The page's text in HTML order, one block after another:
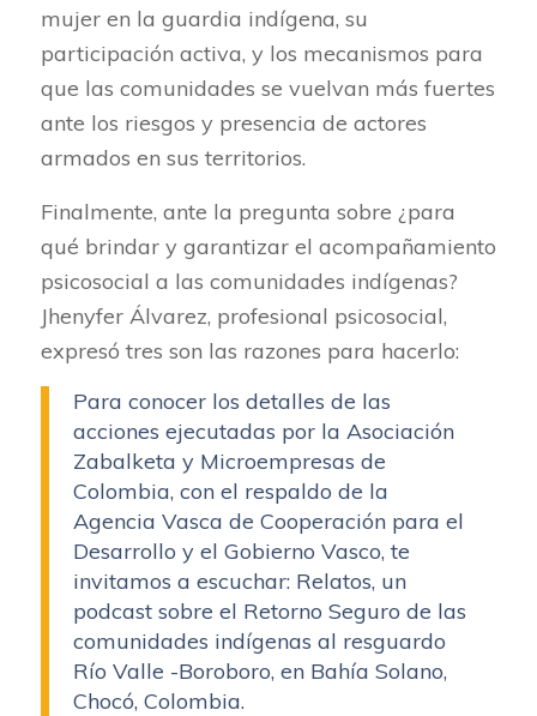
mujer en la guardia indígena, su
participación activa, y los mecanismos para
que las comunidades se vuelvan más fuertes
ante los riesgos y presencia de actores
armados en sus territorios.
Finalmente, ante la pregunta sobre ¿para
qué brindar y garantizar el acompañamiento
psicosocial a las comunidades indígenas?
Jhenyfer Álvarez, profesional psicosocial,
expresó tres son las razones para hacerlo:
Para conocer los detalles de las
acciones ejecutadas por la Asociación
Zabalketa y Microempresas de
Colombia, con el respaldo de la
Agencia Vasca de Cooperación para el
Desarrollo y el Gobierno Vasco, te
invitamos a escuchar: Relatos, un
podcast sobre el Retorno Seguro de las
comunidades indígenas al resguardo
Río Valle -Boroboro, en Bahía Solano,
Chocó, Colombia.